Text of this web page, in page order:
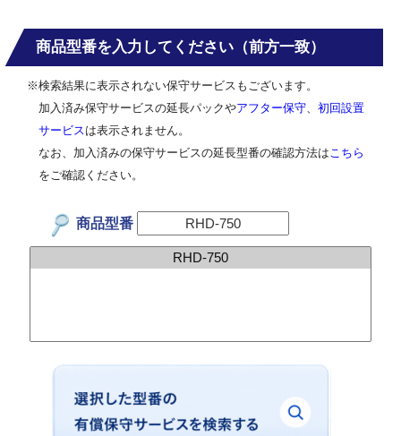
商品型番を入力してください（前方一致）
※検索結果に表示されない保守サービスもございます。
加入済み保守サービスの延長パックやアフター保守
初回設置
サービス は表示されません。
なお、加入済みの保守サービスの延長型番の確認方法は こちら
をご確認ください。
商品型番